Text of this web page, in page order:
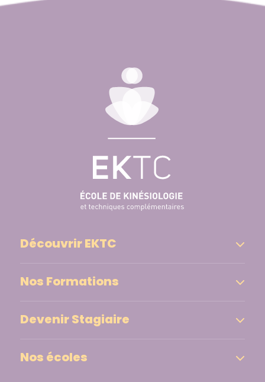
Découvrir EKTC
Nos Formations
Devenir Stagiaire
Nos écoles